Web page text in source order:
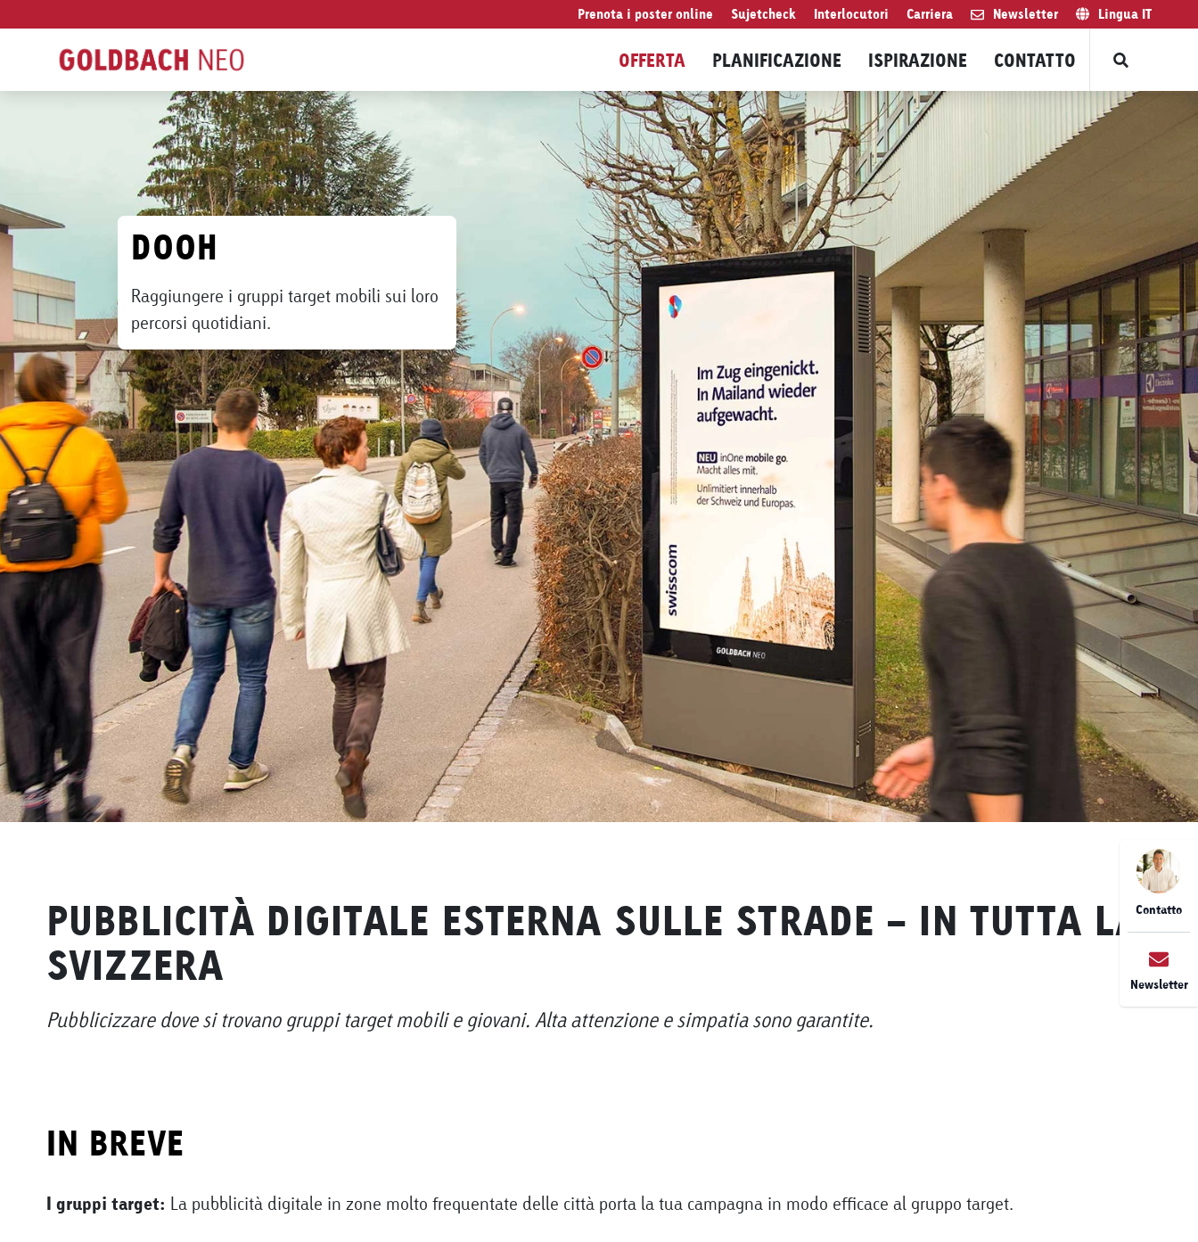
Prenota i poster online Sujetcheck Interlocutori Carriera Newsletter Lingua IT
OFFERTA PLANIFICAZIONE ISPIRAZIONE CONTATTO
Contatto
Newsletter
DOOH
Raggiungere i gruppi target mobili sui loro
percorsi quotidiani.
PUBBLICITÀ DIGITALE ESTERNA SULLE STRADE - IN TUTTA LA
SVIZZERA
Pubblicizzare dove si trovano gruppi target mobili e giovani. Alta attenzione e simpatia sono garantite.
IN BREVE
I gruppi target: La pubblicità digitale in zone molto frequentate delle città porta la tua campagna in modo efficace al gruppo target.